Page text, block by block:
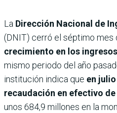
La Dirección Nacional de
(DNIT) cerró el séptimo mes
crecimiento en los ingresos
mismo periodo del año
institución indica que en
recaudación en efectivo
unos 684,9 millones en la